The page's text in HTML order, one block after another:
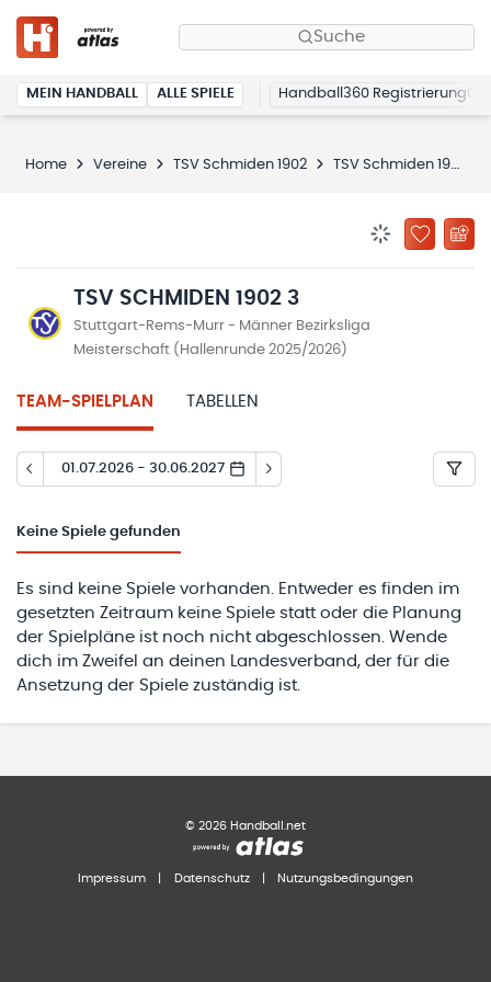
Suche
MEIN HANDBALL ALLE SPIELE Handball360 Registrierung
Home Vereine TSV Schmiden 1902 TSV Schmiden 1902 3
ZU
TSV SCHMIDEN 1902 3
Stuttgart-Rems-Murr - Männer Bezirksliga
Meisterschaft (Hallenrunde 2025/2026)
TEAM-SPIELPLAN TABELLEN
01.07.2026 - 30.06.2027
Keine Spiele gefunden
Es sind keine Spiele vorhanden. Entweder es finden im
gesetzten Zeitraum keine Spiele statt oder die Planung
der Spielpläne ist noch nicht abgeschlossen. Wende
dich im Zweifel an deinen Landesverband, der für die
Ansetzung der Spiele zuständig ist.
© 2026 Handball.net
Impressum Datenschutz Nutzungsbedingungen